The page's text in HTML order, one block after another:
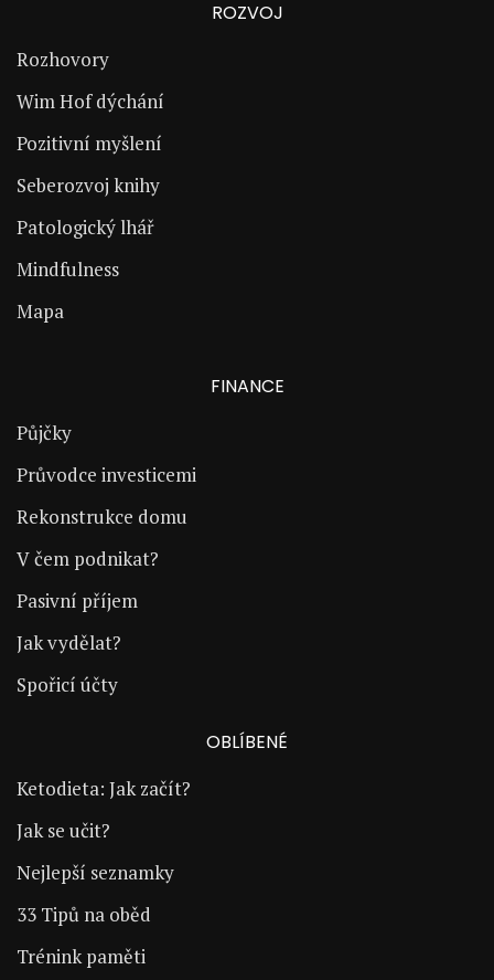
ROZVOJ
Rozhovory
Wim Hof dýchání
Pozitivní myšlení
Seberozvoj knihy
Patologický lhář
Mindfulness
Mapa
FINANCE
Půjčky
Průvodce investicemi
Rekonstrukce domu
V čem podnikat?
Pasivní příjem
Jak vydělat?
Spořicí účty
OBLÍBENÉ
Ketodieta: Jak začít?
Jak se učit?
Nejlepší seznamky
33 Tipů na oběd
Trénink paměti